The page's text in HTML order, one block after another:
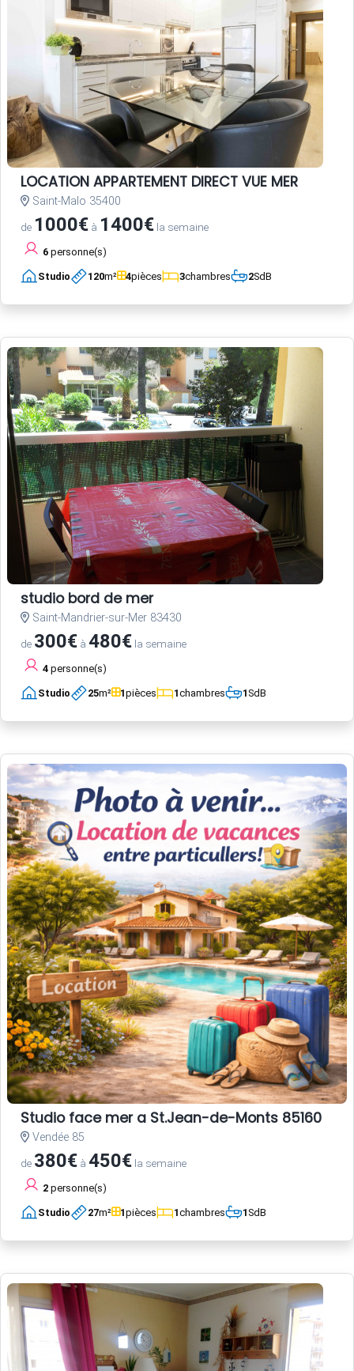
LOCATION APPARTEMENT DIRECT VUE MER
Saint-Malo 35400
de 1000€ à 1400€ la semaine
6 personne(s)
Studio 120m² 4pièces 3chambres 2SdB
studio bord de mer
Saint-Mandrier-sur-Mer 83430
de 300€ à 480€ la semaine
4 personne(s)
Studio 25m² 1pièces 1chambres 1SdB
Studio face mer a St.Jean-de-Monts 85160
Vendée 85
de 380€ à 450€ la semaine
2 personne(s)
Studio 27m² 1pièces 1chambres 1SdB